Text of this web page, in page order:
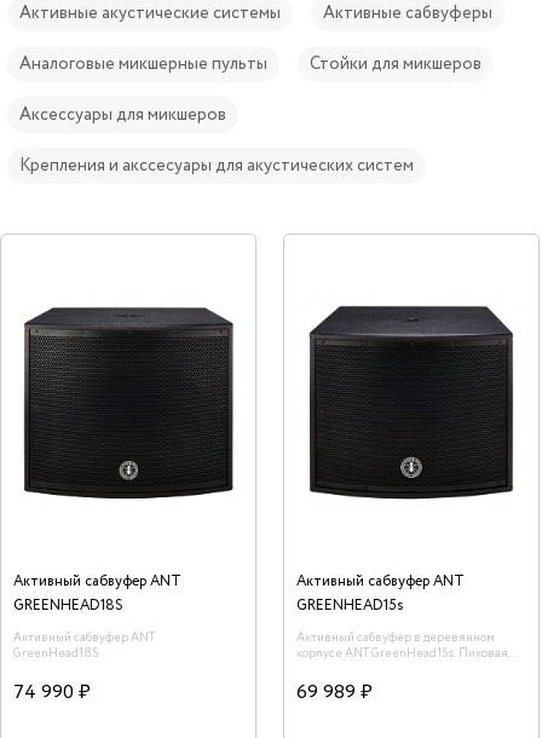
Активные акустические системы Активные сабвуферы
Аналоговые микшерные пульты Стойки для микшеров
Аксессуары для микшеров
Крепления и акссесуары для акустических систем
Активный сабвуфер ANT
GREENHEAD18S
Активный сабвуфер ANT
GreenHead18S.
74 990 ₽
Активный сабвуфер ANT
GREENHEAD15s
Активный сабвуфер в деревянном
корпусе ANT GreenHead15s. Пиковая
69 989 ₽